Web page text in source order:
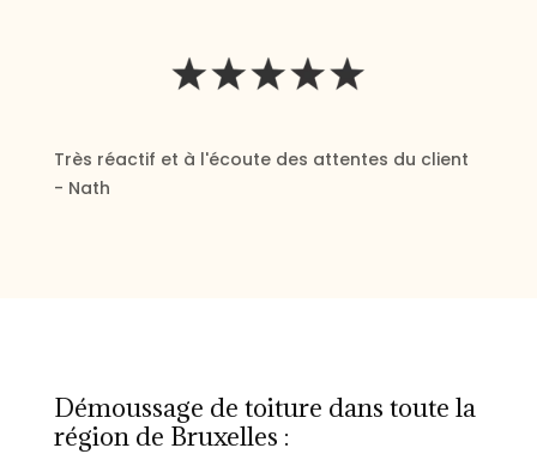
Très réactif et à l'écoute des attentes du client
- Nath
Démoussage de toiture dans toute la
région de Bruxelles :